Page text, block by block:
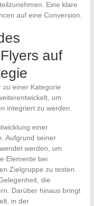
Eine klare
auf eine Conversion.
auf
zu einer Kategorie
um
integriert zu werden.
einer
Aufgrund seiner
werden, um
Elemente bei
Zielgruppe zu testen.
die
Darüber hinaus bringt
in der